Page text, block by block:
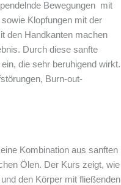
Bewegungen mit
Klopfungen mit der
den Handkanten machen
Durch diese sanfte
die sehr beruhigend wirkt.
Burn-out-
Kombination aus sanften
Ölen. Der Kurs zeigt, wie
den Körper mit fließenden